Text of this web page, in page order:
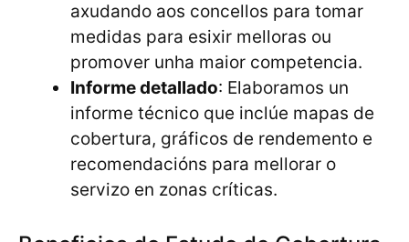
axudando aos concellos para tomar
medidas para esixir melloras ou
promover unha maior competencia.
Informe detallado: Elaboramos un
informe técnico que inclúe mapas de
cobertura, gráficos de rendemento e
recomendacións para mellorar o
servizo en zonas críticas.